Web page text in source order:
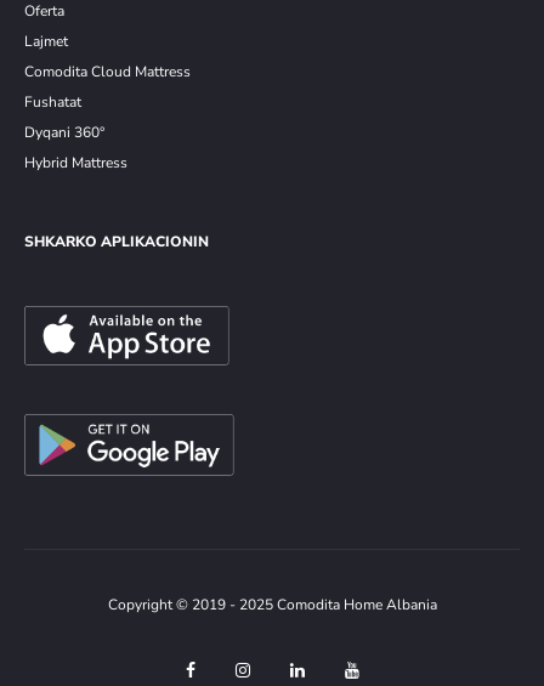
Oferta
Lajmet
Comodita Cloud Mattress
Fushatat
Dyqani 360°
Hybrid Mattress
SHKARKO APLIKACIONIN
Copyright © 2019 - 2025 Comodita Home Albania
F
I
L
Y